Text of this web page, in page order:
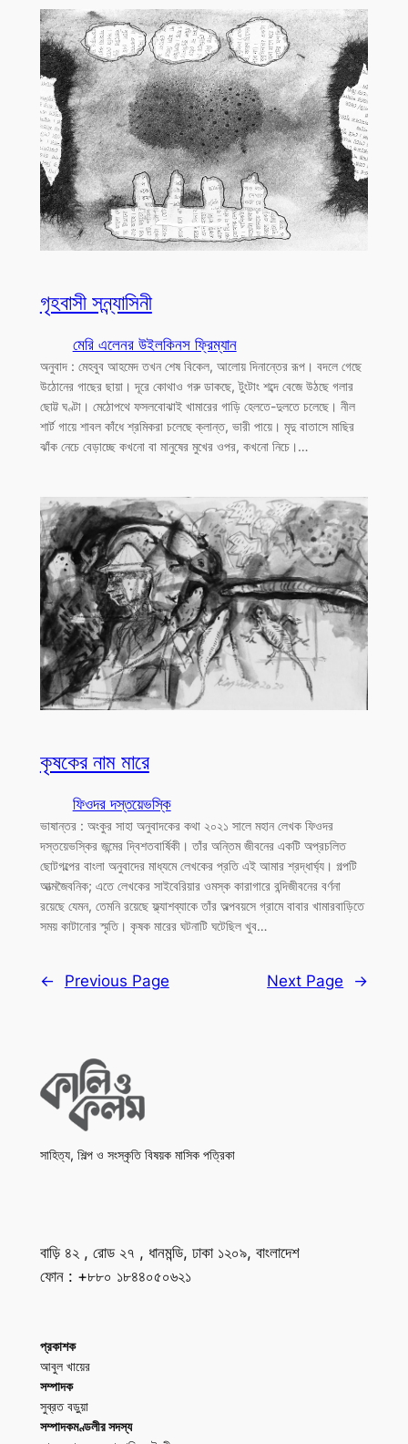
গৃহবাসী সন্ন্যাসিনী
মেরি এলেনর উইলকিনস ফ্রিম্যান
অনুবাদ : মেহবুব আহমেদ তখন শেষ বিকেল, আলোয় দিনান্তের রূপ। বদলে গেছে
উঠোনের গাছের ছায়া। দূরে কোথাও গরু ডাকছে, টুংটাং শব্দে বেজে উঠছে গলার
ছোট্ট ঘণ্টা। মেঠোপথে ফসলবোঝাই খামারের গাড়ি হেলতে-দুলতে চলেছে। নীল
শার্ট গায়ে শাবল কাঁধে শ্রমিকরা চলেছে ক্লান্ত, ভারী পায়ে। মৃদু বাতাসে মাছির
ঝাঁক নেচে বেড়াচ্ছে কখনো বা মানুষের মুখের ওপর, কখনো নিচে।…
কৃষকের নাম মারে
ফিওদর দস্তয়েভস্কি
ভাষান্তর : অংকুর সাহা অনুবাদকের কথা ২০২১ সালে মহান লেখক ফিওদর
দস্তয়েভস্কির জন্মের দ্বিশতবার্ষিকী। তাঁর অন্তিম জীবনের একটি অপ্রচলিত
ছোটগল্পের বাংলা অনুবাদের মাধ্যমে লেখকের প্রতি এই আমার শ্রদ্ধার্ঘ্য। গল্পটি
আত্মজৈবনিক; এতে লেখকের সাইবেরিয়ার ওমস্ক কারাগারে বন্দিজীবনের বর্ণনা
রয়েছে যেমন, তেমনি রয়েছে ফ্ল্যাশব্যাকে তাঁর অল্পবয়সে গ্রামে বাবার খামারবাড়িতে
সময় কাটানোর স্মৃতি। কৃষক মারের ঘটনাটি ঘটেছিল খুব…
← Previous Page Next Page →
সাহিত্য, শিল্প ও সংস্কৃতি বিষয়ক মাসিক পত্রিকা
বাড়ি ৪২ , রোড ২৭ , ধানমন্ডি, ঢাকা ১২০৯, বাংলাদেশ
ফোন : +৮৮০ ১৮৪৪০৫০৬২১
প্রকাশক
আবুল খায়ের
সম্পাদক
সুব্রত বড়ুয়া
সম্পাদকমণ্ডলীর সদস্য